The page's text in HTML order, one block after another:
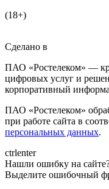
(18+)
Сделано в
ПАО «Ростелеком» —
цифровых услуг и
корпоративный
ПАО «Ростелеком»
при работе сайта в
персональных данных.
ctrlenter
Нашли ошибку на
Выделите ошибочный